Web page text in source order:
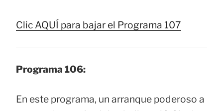
Clic AQUÍ para bajar el Programa 107
Programa 106:
En este programa, un arranque poderoso a